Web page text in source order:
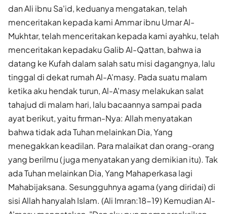
dan Ali ibnu Sa'id, keduanya mengatakan, telah
menceritakan kepada kami Ammar ibnu Umar Al-
Mukhtar, telah menceritakan kepada kami ayahku, telah
menceritakan kepadaku Galib Al-Qattan, bahwa ia
datang ke Kufah dalam salah satu misi dagangnya, lalu
tinggal di dekat rumah Al-A'masy. Pada suatu malam
ketika aku hendak turun, Al-A'masy melakukan salat
tahajud di malam hari, lalu bacaannya sampai pada
ayat berikut, yaitu firman-Nya: Allah menyatakan
bahwa tidak ada Tuhan melainkan Dia, Yang
menegakkan keadilan. Para malaikat dan orang-orang
yang berilmu (juga menyatakan yang demikian itu). Tak
ada Tuhan melainkan Dia, Yang Mahaperkasa lagi
Mahabijaksana. Sesungguhnya agama (yang diridai) di
sisi Allah hanyalah Islam. (Ali Imran:18-19) Kemudian Al-